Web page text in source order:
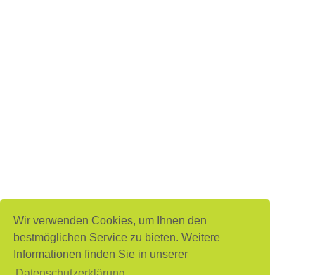
Wir verwenden Cookies, um Ihnen den
bestmöglichen Service zu bieten. Weitere
Informationen finden Sie in unserer